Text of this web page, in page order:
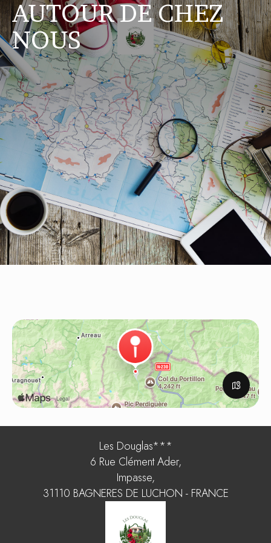
AUTOUR DE CHEZ
NOUS
Les Douglas***
6 Rue Clément Ader,
Impasse,
31110 BAGNERES DE LUCHON - FRANCE